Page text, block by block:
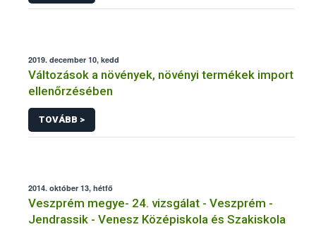
2019. december 10, kedd
Változások a növények, növényi termékek import
ellenőrzésében
TOVÁBB >
2014. október 13, hétfő
Veszprém megye- 24. vizsgálat - Veszprém -
Jendrassik - Venesz Középiskola és Szakiskola